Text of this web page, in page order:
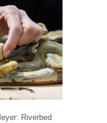
Riverbed